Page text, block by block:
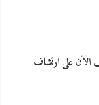
الآن على ارتشاف